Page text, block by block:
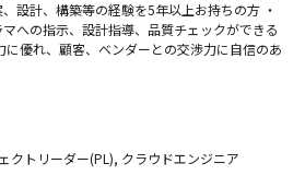
設計、構築等の経験を5年以上お持ちの方 ・
への指示、設計指導、品質チェックができる
優れ、顧客、ベンダーとの交渉力に自信のあ
クトリーダー(PL), クラウドエンジニア